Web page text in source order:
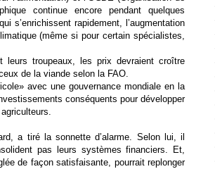
continue encore pendant quelques
s’enrichissent rapidement, l’augmentation
(même si pour certain spécialistes,
leurs troupeaux, les prix devraient croître
de la viande selon la FAO.
avec une gouvernance mondiale en la
conséquents pour développer
a tiré la sonnette d’alarme. Selon lui, il
pas leurs systèmes financiers. Et,
de façon satisfaisante, pourrait replonger